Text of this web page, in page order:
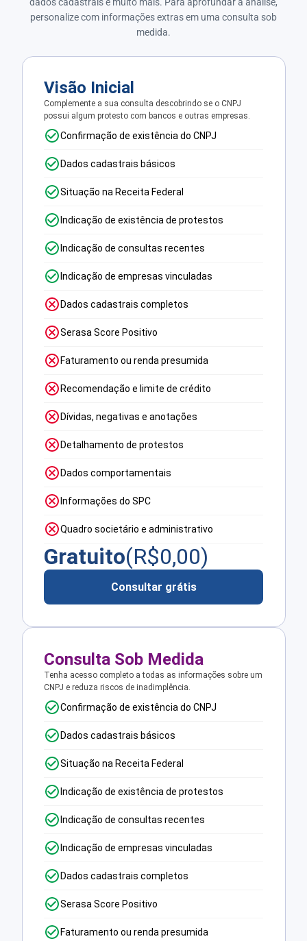
personalize com informações extras em uma consulta sob
medida.
Visão Inicial
Complemente a sua consulta descobrindo se o CNPJ
possui algum protesto com bancos e outras empresas.
Confirmação de existência do CNPJ
Dados cadastrais básicos
Situação na Receita Federal
Indicação de existência de protestos
Indicação de consultas recentes
Indicação de empresas vinculadas
Dados cadastrais completos
Serasa Score Positivo
Faturamento ou renda presumida
Recomendação e limite de crédito
Dívidas, negativas e anotações
Detalhamento de protestos
Dados comportamentais
Informações do SPC
Quadro societário e administrativo
Gratuito(R$0,00)
Consultar grátis
Consulta Sob Medida
Tenha acesso completo a todas as informações sobre um
CNPJ e reduza riscos de inadimplência.
Confirmação de existência do CNPJ
Dados cadastrais básicos
Situação na Receita Federal
Indicação de existência de protestos
Indicação de consultas recentes
Indicação de empresas vinculadas
Dados cadastrais completos
Serasa Score Positivo
Faturamento ou renda presumida